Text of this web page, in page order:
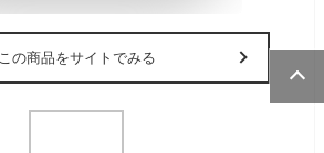
この商品をサイトでみる